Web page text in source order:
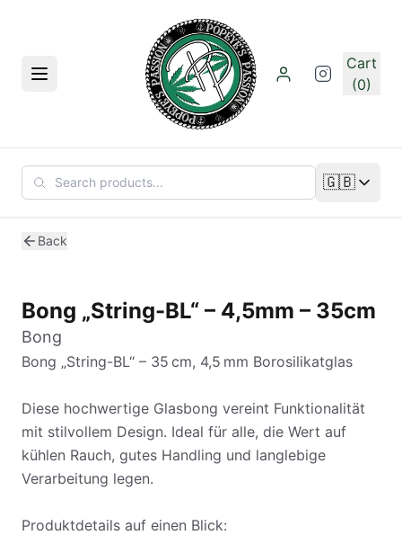
Menu
Cart
(0)
🇬🇧
Change
Back
Bong „String-BL“ – 4,5mm – 35cm
Bong
Bong „String-BL“ – 35 cm, 4,5 mm Borosilikatglas
Diese hochwertige Glasbong vereint Funktionalität
mit stilvollem Design. Ideal für alle, die Wert auf
kühlen Rauch, gutes Handling und langlebige
Verarbeitung legen.
Produktdetails auf einen Blick: